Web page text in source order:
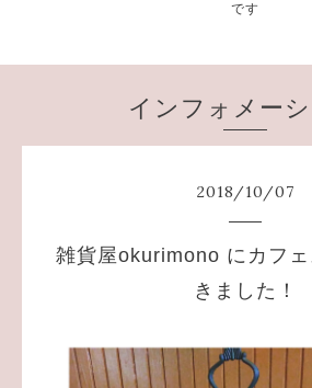
です
インフォメー
2018/10/07
雑貨屋okurimono にカフ
きました！